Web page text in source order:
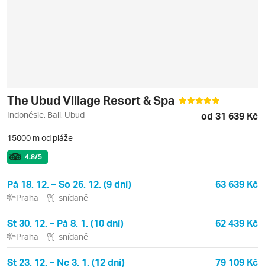
The Ubud Village Resort & Spa
Indonésie, Bali, Ubud od 31 639 Kč
15000 m od pláže
4.8/5
Pá 18. 12. – So 26. 12. (9 dní) 63 639 Kč
Praha snídaně
St 30. 12. – Pá 8. 1. (10 dní) 62 439 Kč
Praha snídaně
St 23. 12. – Ne 3. 1. (12 dní) 79 109 Kč